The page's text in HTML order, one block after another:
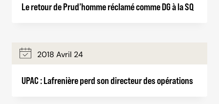
Le retour de Prud’homme réclamé comme DG à la SQ
2018 Avril 24
UPAC : Lafrenière perd son directeur des opérations